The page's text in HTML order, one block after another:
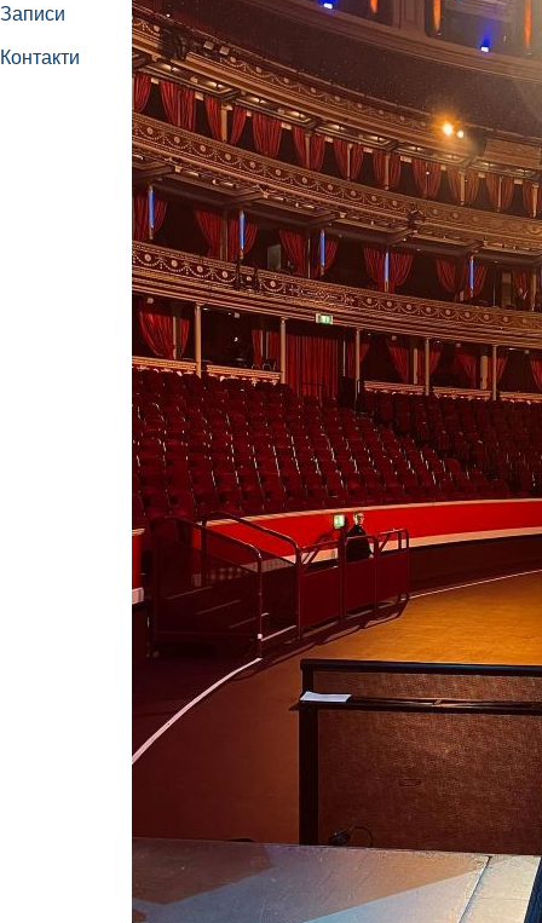
Записи
Контакти